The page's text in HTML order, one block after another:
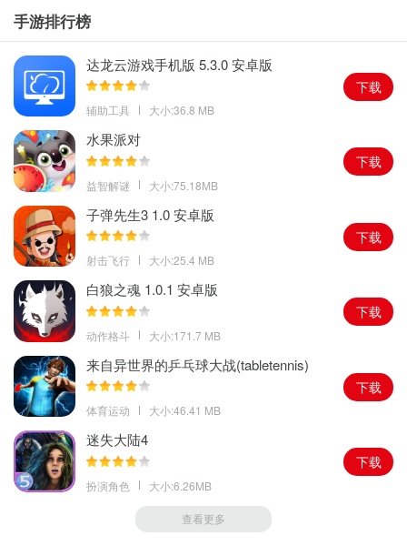
1、每个式神可携带两个灵咒，在战斗中往往有着能够瞬间改变战局
的强大功效。
2、决战平安京中不同灵咒技能的选择，也会极大的影响玩家间对抗
的情景和整局战斗的打法思路。
3、游戏为追求游戏操作性的玩家，量身推出了诸如可以随时传送到
己方单位身边的“神行”技能。
4、游戏以优良的品质与公平的竞技方式为基础，没有任何的皮肤和
符文加成，氪金在这里是无法变强的。
5、决战平安京游戏中玩家们能够为自己喜爱的是式神去进行解锁不
同的皮肤，不同的皮肤有着不同的特效。
手游排行榜
达龙云游戏手机版 5.3.0 安卓版
辅助工具 大小:36.8 MB
下载
水果派对
益智解谜 大小:75.18MB
下载
子弹先生3 1.0 安卓版
射击飞行 大小:25.4 MB
下载
白狼之魂 1.0.1 安卓版
动作格斗 大小:171.7 MB
下载
来自异世界的乒乓球大战(tabletennis)
1.0.0 安卓版
体育运动 大小:46.41 MB
下载
迷失大陆4
扮演角色 大小:6.26MB
下载
查看更多